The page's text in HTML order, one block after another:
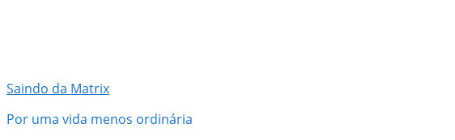
Saindo da Matrix
Por uma vida menos ordinária